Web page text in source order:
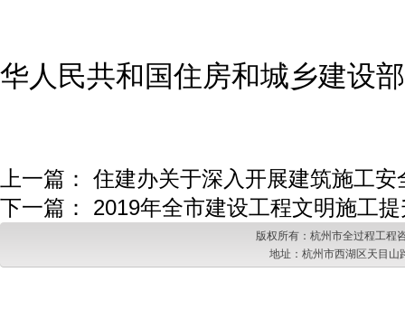
华人民共和国住房和城乡建设
上一篇： 住建办关于深入开展建筑施工
下一篇： 2019年全市建设工程文明施工
版权所有：杭州市全过程工程
地址：杭州市西湖区天目